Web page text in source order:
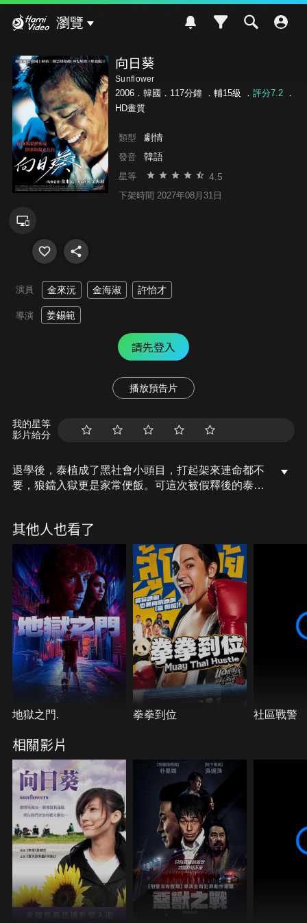
瀏覽
向日葵
Sunflower
2006．韓國．117分鐘 ． 輔15級 ． 評分7.2．
HD畫質
類型 劇情
發音 韓語
星等 4.5
下架時間 2027年08月31日
演員 金來沅 金海淑 許怡才
導演 姜錫範
請先登入
播放預告片
我的星等
影片給分
退學後，泰植成了黑社會小頭目，打起架來連命都不
要，狼鐺入獄更是家常便飯。可這次被假釋後的泰植
酒、不打架、不流淚」。他準備開始新生活，可是除
了向日葵飯館的一對母女，誰也不相信泰植真的洗心
革面…
其他人也看了
地獄之門. 拳拳到位 社區戰警
相關影片